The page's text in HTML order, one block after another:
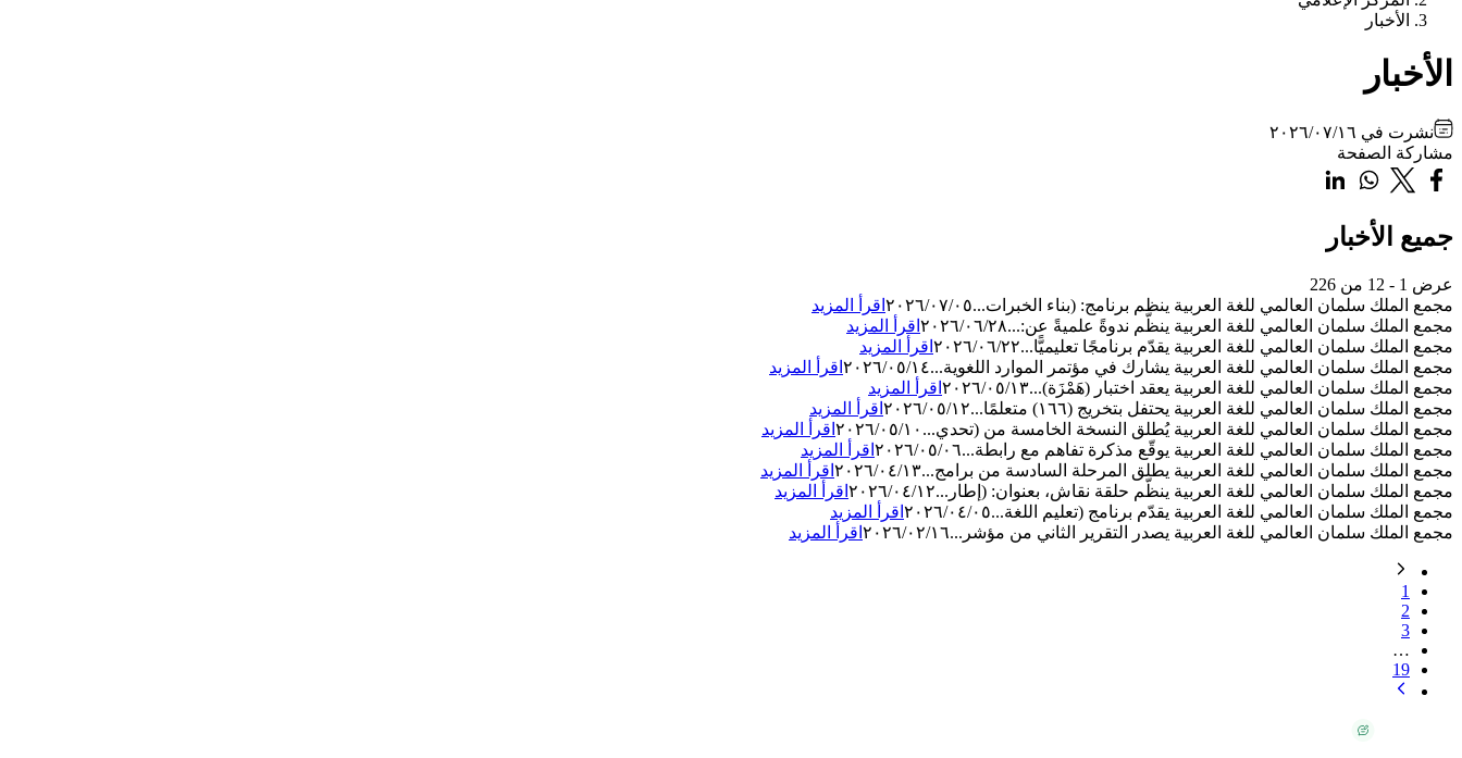
الأخبار
الأخبار
نشرت في ٢٠٢٦/٠٧/١٦
مشاركة الصفحة
جميع الأخبار
عرض 1 - 12 من 226
مجمع الملك سلمان العالمي للغة العربية ينظم برنامج: (بناء الخبرات...٢٠٢٦/٠٧/٠٥ اقرأ المزيد
مجمع الملك سلمان العالمي للغة العربية ينظّم ندوةً علميةً عن:...٢٠٢٦/٠٦/٢٨ اقرأ المزيد
مجمع الملك سلمان العالمي للغة العربية يقدّم برنامجًا تعليميًّا...٢٠٢٦/٠٦/٢٢ اقرأ المزيد
مجمع الملك سلمان العالمي للغة العربية يشارك في مؤتمر الموارد اللغوية...٢٠٢٦/٠٥/١٤ اقرأ المزيد
مجمع الملك سلمان العالمي للغة العربية يعقد اختبار (هَمْزَة)...٢٠٢٦/٠٥/١٣ اقرأ المزيد
مجمع الملك سلمان العالمي للغة العربية يحتفل بتخريج (١٦٦) متعلمًا...
٢٠٢٦/٠٥/١٢ اقرأ المزيد
مجمع الملك سلمان العالمي للغة العربية يُطلق النسخة الخامسة من (تحدي... ٢٠٢٦/٠٥/١٠ اقرأ المزيد
مجمع الملك سلمان العالمي للغة العربية يوقّع مذكرة تفاهم مع رابطة...٢٠٢٦/٠٥/٠٦ اقرأ المزيد
مجمع الملك سلمان العالمي للغة العربية يطلق المرحلة السادسة من برامج...٢٠٢٦/٠٤/١٣ اقرأ المزيد
مجمع الملك سلمان العالمي للغة العربية ينظّم حلقة نقاش، بعنوان: (إطار...٢٠٢٦/٠٤/١٢ اقرأ المزيد
مجمع الملك سلمان العالمي للغة العربية يقدّم برنامج (تعليم اللغة...٢٠٢٦/٠٤/٠٥ اقرأ المزيد
مجمع الملك سلمان العالمي للغة العربية يصدر التقرير الثاني من مؤشر...٢٠٢٦/٠٢/١٦ اقرأ المزيد
1
2
3
…
19